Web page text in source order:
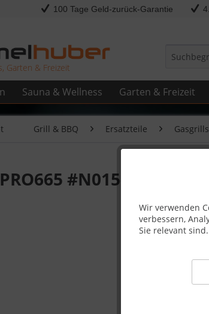
100 Tage Geld-zurück-Garantie
Garten & Freizeit
Sauna & Wellness Garten & Freizeit
Wir verwenden
verbessern,
Sie relevant sind.
Grill & BBQ Ersatzteile Gasgrills
#N015-0008